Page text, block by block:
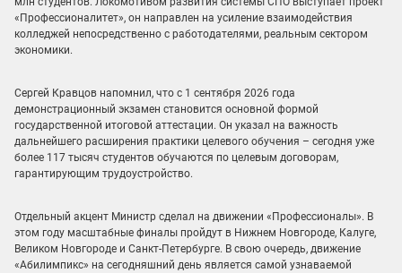
«Профессионалитет», он направлен на усиление взаимодействия
колледжей непосредственно с работодателями, реальным сектором
экономики.
Сергей Кравцов напомнил, что с 1 сентября 2026 года
демонстрационный экзамен становится основной формой
государственной итоговой аттестации. Он указал на важность
дальнейшего расширения практики целевого обучения – сегодня уже
более 117 тысяч студентов обучаются по целевым договорам,
гарантирующим трудоустройство.
Отдельный акцент Министр сделал на движении «Профессионалы». В
этом году масштабные финалы пройдут в Нижнем Новгороде, Калуге,
Великом Новгороде и Санкт-Петербурге. В свою очередь, движение
«Абилимпикс» на сегодняшний день является самой узнаваемой